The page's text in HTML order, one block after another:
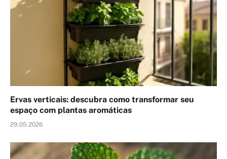
Ervas verticais: descubra como transformar seu
espaço com plantas aromáticas
29.05.2026